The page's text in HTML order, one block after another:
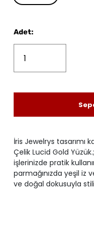
İris Jewelrys tasarımı
Çelik Lucid Gold
işlerinizde pratik
parmağınızda yeşil iz
ve doğal dokusuyla
Adet: